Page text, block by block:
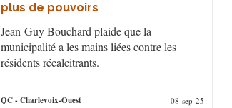
plus de pouvoirs
Jean-Guy Bouchard plaide que la
municipalité a les mains liées contre les
résidents récalcitrants.
QC- Charlevoix-Ouest 08-sep-25